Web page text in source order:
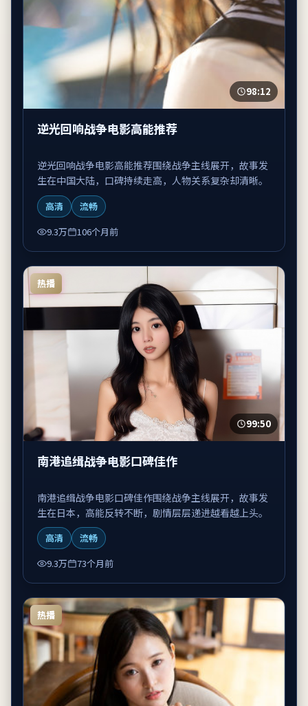
98:12
逆光回响战争电影高能推荐
逆光回响战争电影高能推荐围绕战争主线展开，故事发
生在中国大陆，口碑持续走高，人物关系复杂却清晰。
高清
流畅
9.3万
106个月前
热播
99:50
南港追缉战争电影口碑佳作
南港追缉战争电影口碑佳作围绕战争主线展开，故事发
生在日本，高能反转不断，剧情层层递进越看越上头。
高清
流畅
9.3万
73个月前
热播